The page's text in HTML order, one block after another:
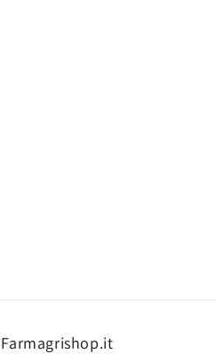
Farmagrishop.it